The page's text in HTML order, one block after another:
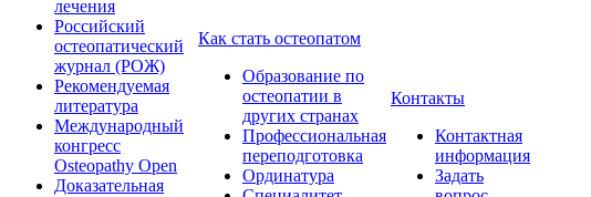
лечения
Российский
остеопатический
журнал (РОЖ)
Рекомендуемая
литература
Международный
конгресс
Osteopathy Open
Доказательная
Как стать остеопатом
Образование по
остеопатии в
других странах
Профессиональная
переподготовка
Ординатура
Контакты
Контактная
информация
Задать